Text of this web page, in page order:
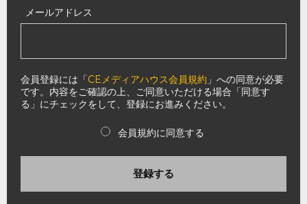
メールアドレス
会員登録には「CEメディアハウス会員規約 」への同意が必要
です。内容をご確認の上、ご同意いただける場合「同意す
る」にチェックをして、登録にお進みください。
会員規約に同意する
登録する